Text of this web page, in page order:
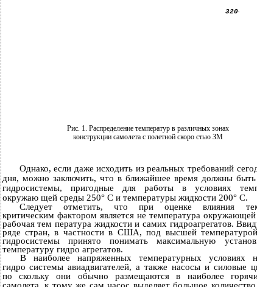
320°
Рис. 1. Распределение температур в различных зонах
конструкции самолета с полетной скоро­ стью ЗМ
Однако, если даже исходить из реальных требований
дня, можно заключить, что в ближайшее время должны
гидросистемы, пригодные для работы в условиях
окружаю­ щей среды 250° С и температуры жидкости 200° С.
Следует отметить, что при оценке влияния
критическим фактором является не температура
рабочая тем­ пература жидкости и самих гидроагрегатов.
ряде стран, в частности в США, под высшей температурой
гидросистемы принято понимать максимальную
температуру гидро­ агрегатов.
В наиболее напряженных температурных условиях
гидро­ системы авиадвигателей, а также насосы и силовые
по­ скольку они обычно размещаются в наиболее